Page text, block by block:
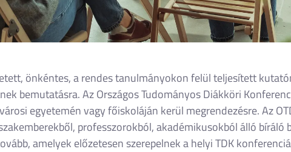
önkéntes, a rendes tanulmányokon felül teljesített
bemutatásra. Az Országos Tudományos Diákköri
egyetemén vagy főiskoláján kerül megrendezésre. Az
professzorokból, akadémikusokból álló
amelyek előzetesen szerepelnek a helyi TDK